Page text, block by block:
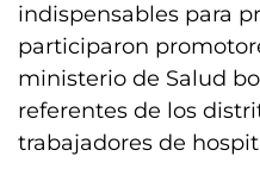
indispensables para
participaron
ministerio de Salud
referentes de los
trabajadores de